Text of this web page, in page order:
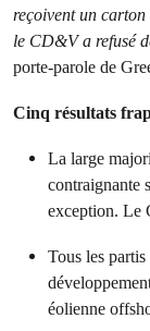
reçoivent un
le CD&V a refusé
porte-parole de
Cinq résultats
La large
contraignante
exception. Le
Tous les
éolienne